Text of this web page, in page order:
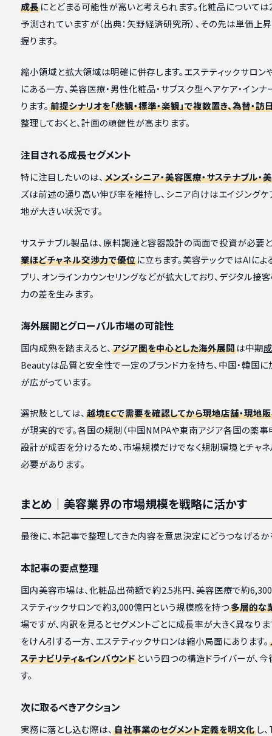
成長にとどまる可能性が高いと考えられます。化粧品について
予測されていますが（出典：矢野経済研究所）、その先は単価上
握ります。
縮小領域と拡大領域は明確に併存します。エステティックサロン
にある一方、美容医療・男性化粧品・サブスク型ヘアケア・イン
ります。 前提シナリオを「悲観・標準・楽観」で複数置き、為替・
整理しておくと、計画の頑健性が高まります。
注目される成長セグメント
特に注目したいのは、 メンズ・シニア・美容医療・サステナブル・
ズは前述の通り高い伸び率を維持し、シニア向けはエイジング
地が大きい状況です。
サステナブル製品は、原料調達と容器設計の両面で投資が必要
業ほどチャネル交渉力で優位に立ちます。美容テックではAIによ
プリ、オンラインカウンセリングなどが拡大しており、デジタル接
力の差を生みます。
海外展開とグローバル市場の可能性
国内成熟を踏まえると、 アジア圏を中心とした海外展開は中期
Beautyは品質と安全性で一定のブランド力を持ち、中国・韓国
が広がっています。
選択肢としては、 越境ECで需要を確認してから現地店舗・現地
が現実的です。各国の規制（中国NMPAや東南アジア各国の薬
設計が成否を分けるため、市場規模だけでなく規制環境とチャ
必要があります。
まとめ｜美容業界の市場規模を戦略に活かす
最後に、本記事で整理してきた内容を意思決定にどうつなげるか
本記事の要点整理
国内美容市場は、化粧品出荷額で約2.5兆円、美容医療で約
ステティックサロンで約3,000億円という規模感を持つ多層的な
場ですが、内訳を見るとセグメントごとに成長率が大きく異なり
をけん引する一方、エステティックサロンは縮小局面にあります。
ステナビリティ&インバウンドという四つの構造ドライバーが、
す。
次に取るべきアクション
実務に落とし込む際は、 自社事業のセグメント定義を明文化し